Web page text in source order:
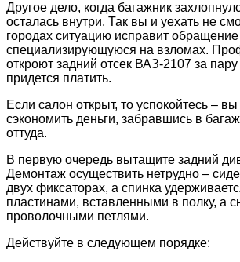
Другое дело, когда багажник
осталась внутри. Так вы и уехать не
городах ситуацию исправит
специализирующуюся на взломах.
откроют задний отсек ВАЗ-2107 за
придется платить.
Если салон открыт, то успокойтесь –
сэкономить деньги, забравшись в
оттуда.
В первую очередь вытащите задний
Демонтаж осуществить нетрудно –
двух фиксаторах, а спинка
пластинами, вставленными в полку, а
проволочными петлями.
Действуйте в следующем порядке: